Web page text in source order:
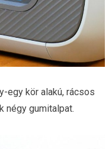
egy kör alakú, rácsos
négy gumitalpat.